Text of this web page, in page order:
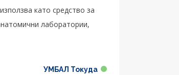
като средство за
лаборатории,
УМБАЛ Токуда